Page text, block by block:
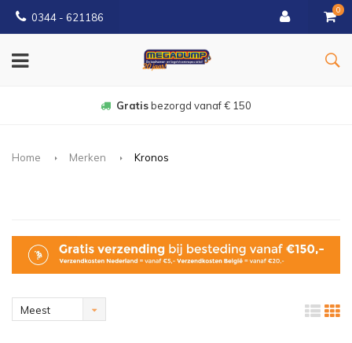
0344 - 621186
0
Gratisbezorgd vanaf € 150
Home Merken Kronos
Meest